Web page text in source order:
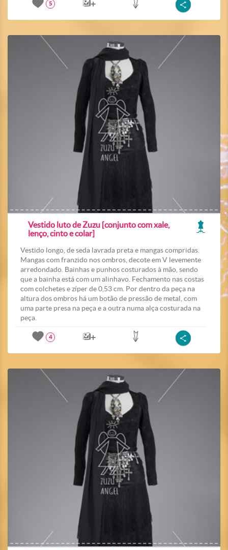
5
Vestido luto de Zuzu [conjunto com xale,
lenço, cinto e colar]
Vestido longo, de seda lavrada preta e mangas compridas.
Mangas com franzido nos ombros, decote em V levemente
arredondado. Bainhas e punhos costurados à mão, sendo
que a bainha está com um alinhavo. Fechamento nas costas
com colchetes e zíper de 0,53 cm. Por dentro da peça na
altura dos ombros há um botão de pressão de metal, com
uma parte presa na peça e a outra numa alça costurada na
peça.
4